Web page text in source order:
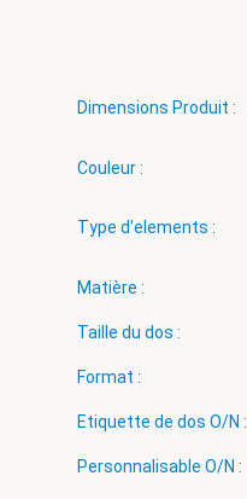
Dimensions Produit :
Couleur :
Type d'elements :
Matière :
Taille du dos :
Format :
Etiquette de dos O/N :
Personnalisable O/N :